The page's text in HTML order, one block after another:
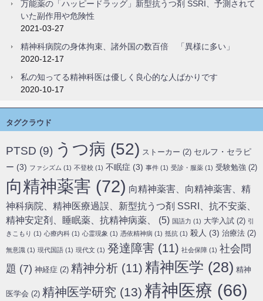
万能薬の「ハッピードラッグ」新型抗うつ剤 SSRI、予測されて
いた副作用や危険性
2021-03-27
精神科病院の身体拘束、諸外国の数百倍 「異様に多い」
2020-12-17
私の知ってる精神科医は優しく良心的な人ばかりです
2020-10-17
タグクラウド
PTSD (9) うつ病 (52) ストーカー (2) セルフ・セラピ
ー (3) ファシズム (1) 不登校 (1) 不眠症 (3) 事件 (1) 受診・服薬 (1) 受験勉強 (2)
向精神薬害 (72) 向精神薬害、向精神薬害、精
神科病院、精神医療過誤、新型抗うつ剤 SSRI、抗不安薬、
精神安定剤、睡眠薬、抗精神病薬、
(5) 国語力 (1) 大学入試 (2) 引
きこもり (1) 心療内科 (1) 心霊現象 (1) 憑依精神病 (1) 抵抗 (1) 殺人 (3) 治療法 (2)
無意識 (1) 現代国語 (1) 現代文 (1) 発達障害 (11) 社会保障 (1) 社会問
題 (7) 神経症 (2) 精神分析 (11) 精神医学 (28) 精神
医学会 (2) 精神医学研究 (13) 精神医療 (66)